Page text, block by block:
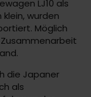
LJ10 als
wurden
Möglich
die Japaner
als